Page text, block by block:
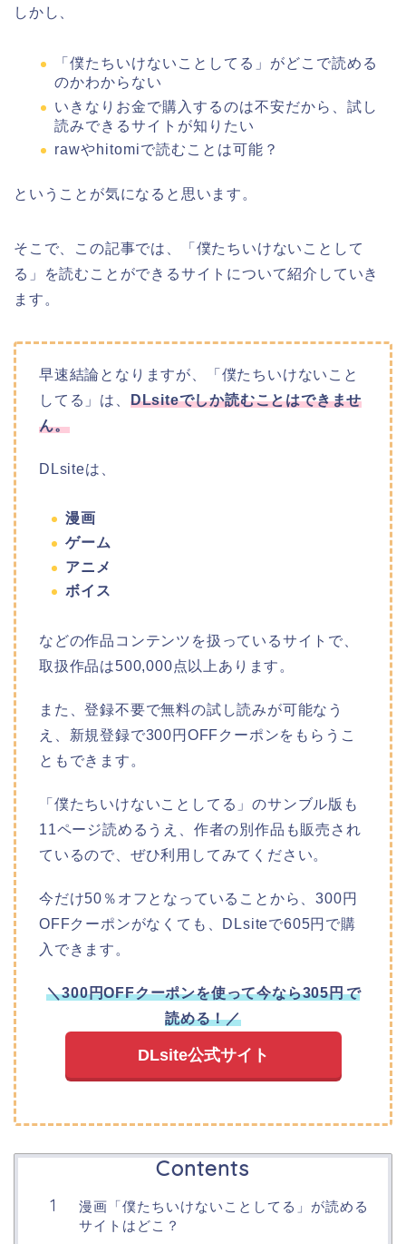
しかし、
「僕たちいけないことしてる」がどこで読める
のかわからない
いきなりお金で購入するのは不安だから、試し
読みできるサイトが知りたい
rawやhitomiで読むことは可能？
ということが気になると思います。
そこで、この記事では、「僕たちいけないことして
る」を読むことができるサイトについて紹介していき
ます。
早速結論となりますが、「僕たちいけないこと
してる」は、 DLsiteでしか読むことはできませ
ん。
DLsiteは、
漫画
ゲーム
アニメ
ボイス
などの作品コンテンツを扱っているサイトで、
取扱作品は500,000点以上あります。
また、登録不要で無料の試し読みが可能なう
え、新規登録で300円OFFクーポンをもらうこ
ともできます。
「僕たちいけないことしてる」のサンブル版も
11ページ読めるうえ、作者の別作品も販売され
ているので、ぜひ利用してみてください。
今だけ50％オフとなっていることから、300円
OFFクーポンがなくても、DLsiteで605円で購
入できます。
＼300円OFFクーポンを使って今なら305円で
読める！／
DLsite公式サイト
Contents
漫画「僕たちいけないことしてる」が読める
サイトはどこ？